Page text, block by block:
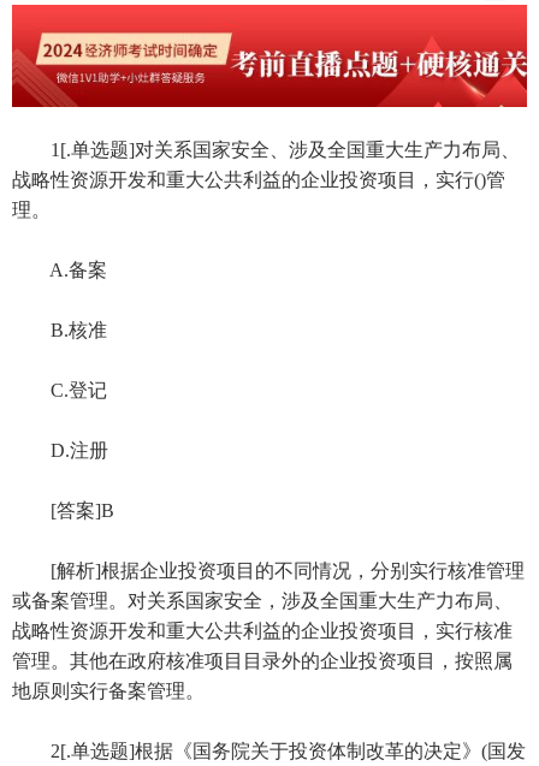
1[.单选题]对关系国家安全、涉及全国重大生产力布局、
战略性资源开发和重大公共利益的企业投资项目，实行()管
理。
A.备案
B.核准
C.登记
D.注册
[答案]B
[解析]根据企业投资项目的不同情况，分别实行核准管理
或备案管理。对关系国家安全，涉及全国重大生产力布局、
战略性资源开发和重大公共利益的企业投资项目，实行核准
管理。其他在政府核准项目目录外的企业投资项目，按照属
地原则实行备案管理。
2[.单选题]根据《国务院关于投资体制改革的决定》(国发